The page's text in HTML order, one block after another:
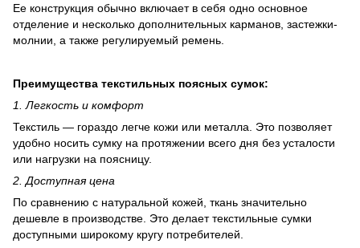
Ее конструкция обычно включает в себя одно основное
отделение и несколько дополнительных карманов, застежки-
молнии, а также регулируемый ремень.
Преимущества текстильных поясных сумок:
1. Легкость и комфорт
Текстиль — гораздо легче кожи или металла. Это позволяет
удобно носить сумку на протяжении всего дня без усталости
или нагрузки на поясницу.
2. Доступная цена
По сравнению с натуральной кожей, ткань значительно
дешевле в производстве. Это делает текстильные сумки
доступными широкому кругу потребителей.